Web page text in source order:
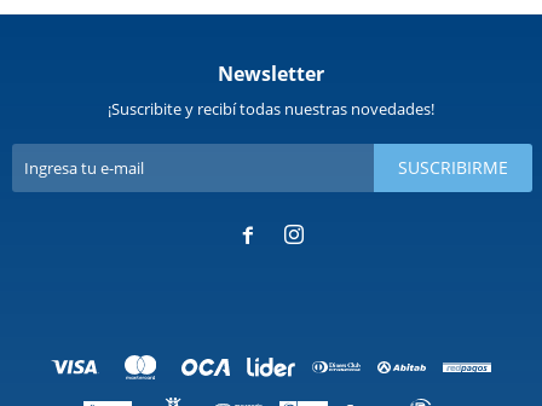
Newsletter
¡Suscribite y recibí todas nuestras novedades!
SUSCRIBIRME
 